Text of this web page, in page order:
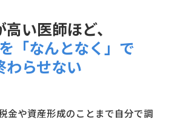
い医師ほど、
「なんとなく」で
わらせない
金や資産形成のことまで自分で調